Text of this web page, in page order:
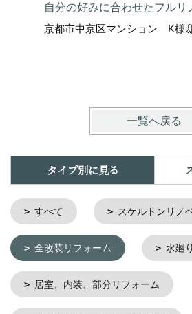
自分の好みに合わせたフルリ
京都市中京区マンション K様
一覧へ戻る
タイプ別に見る
すべて スケルトンリノ
全改装リフォーム 水廻
居室、内装、部分リフォーム